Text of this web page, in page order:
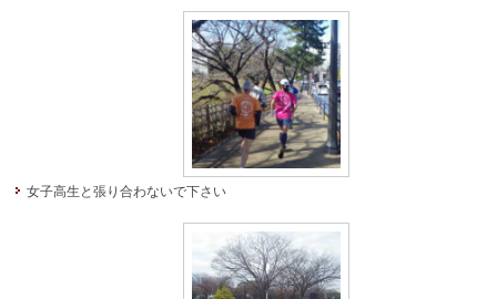
女子高生と張り合わないで下さい